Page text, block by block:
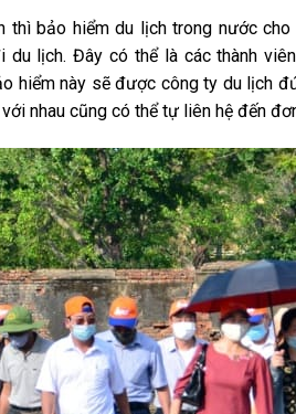
thì bảo hiểm du lịch trong nước
du lịch. Đây có thể là các thành
hiểm này sẽ được công ty du lịch
nhau cũng có thể tự liên hệ đến